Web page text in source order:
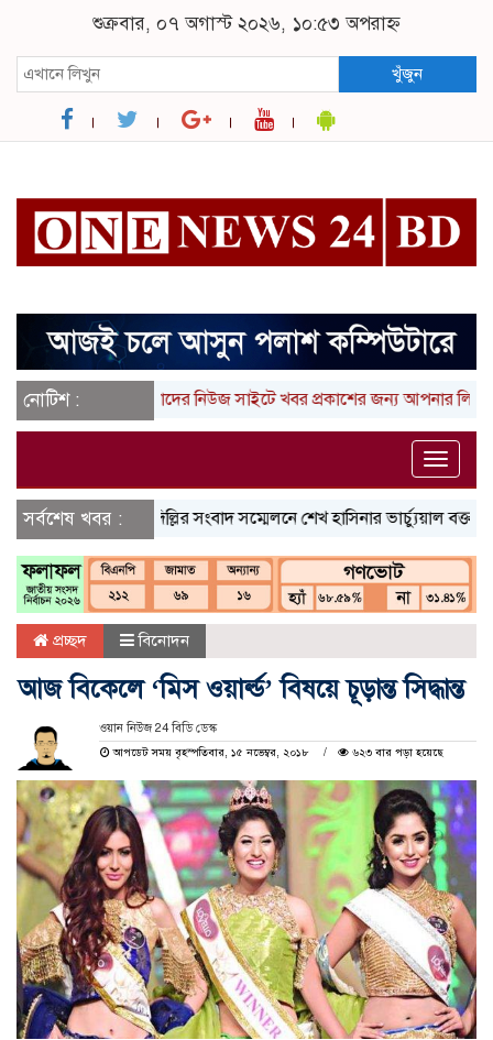
শুক্রবার, ০৭ অগাস্ট ২০২৬, ১০:৫৩ অপরাহ্ন
খুঁজুন
নোটিশ :আমাদের নিউজ সাইটে খবর প্রকাশের জন্য আপনার লিখা (তথ্য,
Toggle
সর্বশেষ খবর :দিল্লির সংবাদ সম্মেলনে শেখ হাসিনার ভার্চ্যুয়াল বক্তব্যে
প্রচ্ছদ বিনোদন
আজ বিকেলে ‘মিস ওয়ার্ল্ড’ বিষয়ে চূড়ান্ত সিদ্ধান্ত
ওয়ান নিউজ 24 বিডি ডেস্ক
আপডেট সময় বৃহস্পতিবার, ১৫ নভেম্বর, ২০১৮
৬২৩ বার পড়া হয়েছে